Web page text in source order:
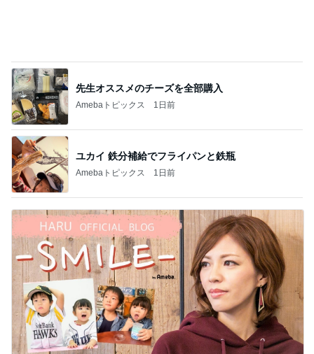
ユカイ 鉄分補給でフライパンと鉄瓶
Amebaトピックス 1日前
夏の楽しみの一つである甲子園
Amebaトピックス 2日前